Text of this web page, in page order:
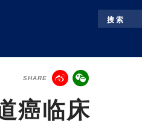
搜 索
SHARE
癌临床